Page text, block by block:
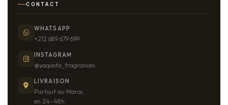
CONTACT
WHATSAPP
+212 689 679 699
INSTAGRAM
@yaqoota_fragrances
LIVRAISON
Partout au Maroc
en 24–48h